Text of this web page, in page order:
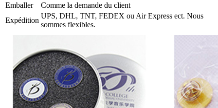
Emballer
Comme la demande du client
Expédition
UPS, DHL, TNT, FEDEX ou Air Express ect. Nous
sommes flexibles.